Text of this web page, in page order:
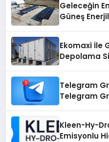
Geleceğin
Güneş
Ekomaxi İle
Depolama
Telegram
Telegram
Kleen-Hy-
Emisyonlu